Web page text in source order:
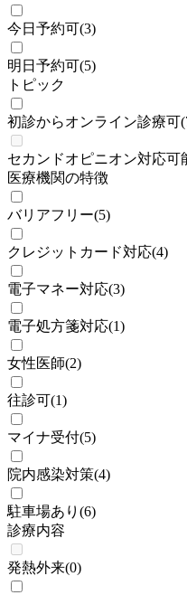
今日予約可(3)
明日予約可(5)
トピック
初診からオンライン診療可(
セカンドオピニオン対応可
医療機関の特徴
バリアフリー(5)
クレジットカード対応(4)
電子マネー対応(3)
電子処方箋対応(1)
女性医師(2)
往診可(1)
マイナ受付(5)
院内感染対策(4)
駐車場あり (6)
診療内容
発熱外来(0)